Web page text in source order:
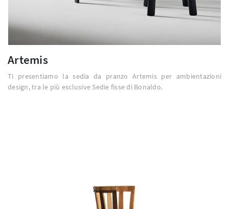
Artemis
Ti presentiamo la sedia da pranzo Artemis per ambientazioni
design, tra le più esclusive Sedie fisse di Bonaldo.